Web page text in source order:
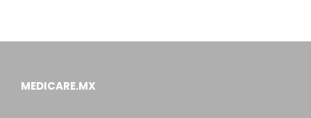
MEDICARE.MX